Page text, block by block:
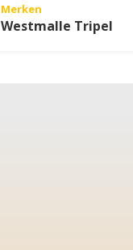
Merken
Westmalle Tripel